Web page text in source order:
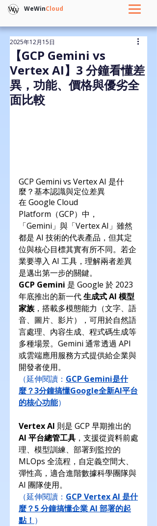
WeWinCloud
【GCP Gemini vs
Vertex AI】3 分鐘看懂差
異，功能、價格與優劣全
面比較
2025年12月15日
GCP Gemini vs Vertex AI 是什
麼？基本認識與定位差異
在 Google Cloud
Platform（GCP）中，
「Gemini」與「Vertex AI」雖然
都是 AI 技術的代表產品，但其定
位與核心目標其實有所不同。若企
業要導入 AI 工具，理解兩者差異
是邁出第一步的關鍵。
GCP Gemini 是 Google 於 2023
年底推出的新一代 生成式 AI 模型
家族 ，搭載多模態能力（文字、語
音、圖片、影片），可用於自然語
言處理、內容生成、程式碼生成等
多種場景。Gemini 通常透過 API
或雲端應用服務方式提供給企業與
開發者使用。
（延伸閱讀： GCP Gemini是什
麼？3分鐘搞懂Google全新AI平台
的核心功能）
Vertex AI 則是 GCP 早期推出的
AI 平台總管工具 ，支援從資料前處
理、模型訓練、部署到監控的
MLOps 全流程，自定義空間大、
彈性高，適合進階數據科學團隊與
AI 團隊使用。
（延伸閱讀： GCP Vertex AI 是什
麼？5 分鐘搞懂企業 AI 部署的起
點！ ）